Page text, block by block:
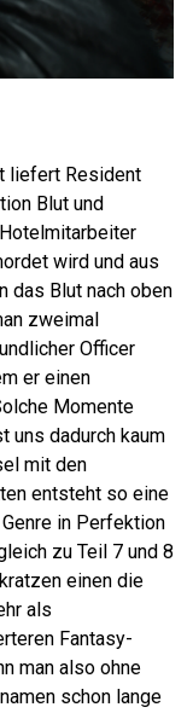
liefert Resident
Blut und
wird und aus
das Blut nach oben
zweimal
Officer
er einen
Momente
uns dadurch kaum
mit den
entsteht so eine
in Perfektion
zu Teil 7 und 8
einen die
als
Fantasy-
man also ohne
schon lange